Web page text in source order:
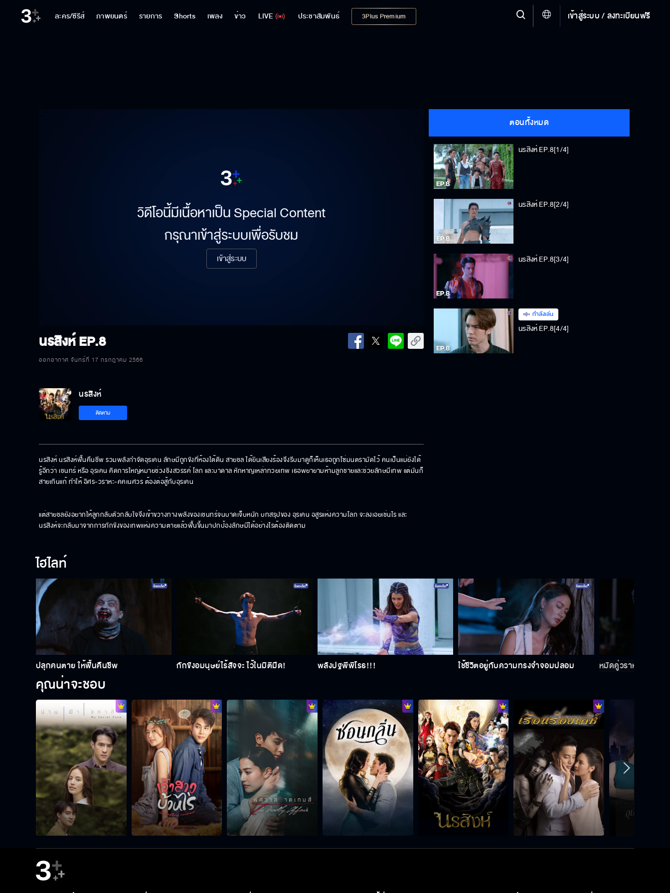
ละคร/ซีรีส์ ภาพยนตร์ รายการ Shorts เพลง ข่าว LIVE ประชาสัมพันธ์ 3Plus Premium เข้าสู่ระบบ / ลงทะเบียนฟรี
วิดีโอนี้มีเนื้อหาเป็น Special Content
กรุณาเข้าสู่ระบบเพื่อรับชม
เข้าสู่ระบบ
นรสิงห์EP.8
ออกอากาศ จันทร์ที่ 17 กรกฎาคม 2566
ตอนทั้งหมด
นรสิงห์ EP.8[1/4]
นรสิงห์ EP.8[2/4]
นรสิงห์ EP.8[3/4]
กำลังเล่น
นรสิงห์ EP.8[4/4]
นรสิงห์
ติดตาม
นรสิงห์ นรสิงห์ฟื้นคืนชีพ รวมพลังกำจัดอุรเคน ลักษมีถูกขังที่ห้องใต้ดิน สายชล ได้ยินเสียงร้องจึงรีบมาดูก็เห็นเธอถูกโซ่มนตรามัดไว้ คนเป็นแม่ยังได้
รู้อีกว่า เชนทร์ หรือ อุรเคน คิดการใหญ่หมายช่วงชิงสวรรค์ โลก และบาดาล หักหาญเหล่าทวยเทพ เธอพยายามห้ามลูกชายและช่วยลักษมีเทพ แต่มันก็
สายเกินแก้ ทำให้ อิศร-วราหะ-คคเนศวร ต้องต่อสู้กับอุรเคน
แต่สายชลยังอยากให้ลูกกลับตัวกลับใจจึงเข้าขวางทางพลังของเชนทร์จนบาดเจ็บหนัก บทสรุปของ อุรเคน อสูรแห่งความโลภ จะลงเอยเช่นไร และ
นรสิงห์จะกลับมาจากการกักขังของเทพแห่งความตายแล้วฟื้นขึ้นมาปกป้องลักษมีได้อย่างไรต้องติดตาม
ไฮไลท์
ปลุกคนตาย ให้ฟื้นคืนชีพ กักขังอมนุษย์ไร้สัจจะ ไว้ในมิติมืด! พลังปฐพีพิโรธ!!! ใช้ชีวิตอยู่กับความทรงจำจอมปลอม หมัดคู่วราหะ พลิกป
คุณน่าจะชอบ